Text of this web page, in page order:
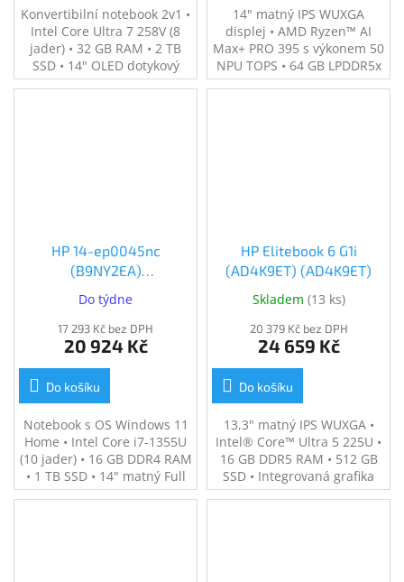
Konvertibilní notebook 2v1 •
Intel Core Ultra 7 258V (8
jader) • 32 GB RAM • 2 TB
SSD • 14" OLED dotykový
displej s 2.8K rozlišením
14" matný IPS WUXGA
displej • AMD Ryzen™ AI
Max+ PRO 395 s výkonem 50
NPU TOPS • 64 GB LPDDR5x
RAM • 2 TB SSD •
HP 14-ep0045nc
(B9NY2EA)
(B9NY2EA#BCM)
Do týdne
17 293 Kč bez DPH
20 924 Kč
Do košíku
Notebook s OS Windows 11
Home • Intel Core i7-1355U
(10 jader) • 16 GB DDR4 RAM
• 1 TB SSD • 14" matný Full
HD IPS displej • Integrovaná
HP Elitebook 6 G1i
(AD4K9ET) (AD4K9ET)
Skladem (13 ks)
20 379 Kč bez DPH
24 659 Kč
Do košíku
13,3" matný IPS WUXGA •
Intel® Core™ Ultra 5 225U •
16 GB DDR5 RAM • 512 GB
SSD • Integrovaná grafika
Intel® • 2x Thunderbolt™ 4 •